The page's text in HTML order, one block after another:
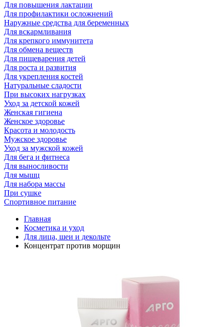
Для повышения лактации
Для профилактики осложнений
Наружные средства для беременных
Для вскармливания
Для крепкого иммунитета
Для обмена веществ
Для пищеварения детей
Для роста и развития
Для укрепления костей
Натуральные сладости
При высоких нагрузках
Уход за детской кожей
Женская гигиена
Женское здоровье
Красота и молодость
Мужское здоровье
Уход за мужской кожей
Для бега и фитнеса
Для выносливости
Для мышц
Для набора массы
При сушке
Спортивное питание
Главная
Косметика и уход
Для лица, шеи и декольте
Концентрат против морщин